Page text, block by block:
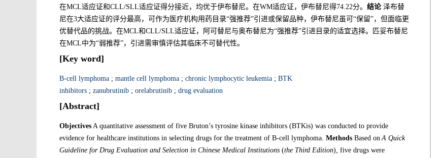
在MCL适应证和CLL/SLL适应证得分接近，均优于伊布替尼。在WM适应证，伊布替尼得74.22分。 结论泽布替
尼在3大适应证的评分最高，可作为医疗机构用药目录“强推荐”引进或保留品种，伊布替尼虽可“保留”，但面临更
优替代品的挑战。在MCL和CLL/SLL适应证，阿可替尼与奥布替尼为“强推荐”引进目录的适宜选择。匹妥布替尼
在MCL中为“弱推荐”，引进需审慎评估其临床不可替代性。
[Key word]
B-cell lymphoma ; mantle cell lymphoma ; chronic lymphocytic leukemia ; BTK
inhibitors ; zanubrutinib ; orelabrutinib ; drug evaluation
[Abstract]
Objectives A quantitative assessment of five Bruton’s tyrosine kinase inhibitors (BTKis) was conducted to provide
evidence for healthcare institutions in selecting drugs for the treatment of B-cell lymphoma. Methods Based onA Quick
Guideline for Drug Evaluation and Selection in Chinese Medical Institutions (the Third Edition), five drugs were